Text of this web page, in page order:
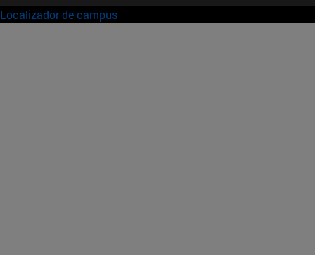
Localizador de campus